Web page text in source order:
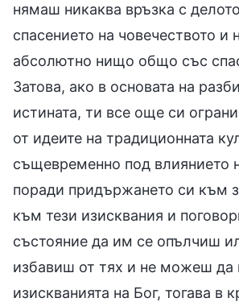
нямаш никаква връзка с
спасението на човечеството и
абсолютно нищо общо със
Затова, ако в основата на
истината, ти все още си
от идеите на традиционната
същевременно под влиянието
поради придържането си към
към тези изисквания и
състояние да им се опълчиш
избавиш от тях и не можеш
изискванията на Бог, тогава в